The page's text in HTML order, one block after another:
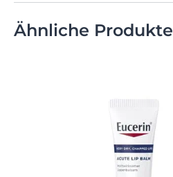
Ähnliche Produkte